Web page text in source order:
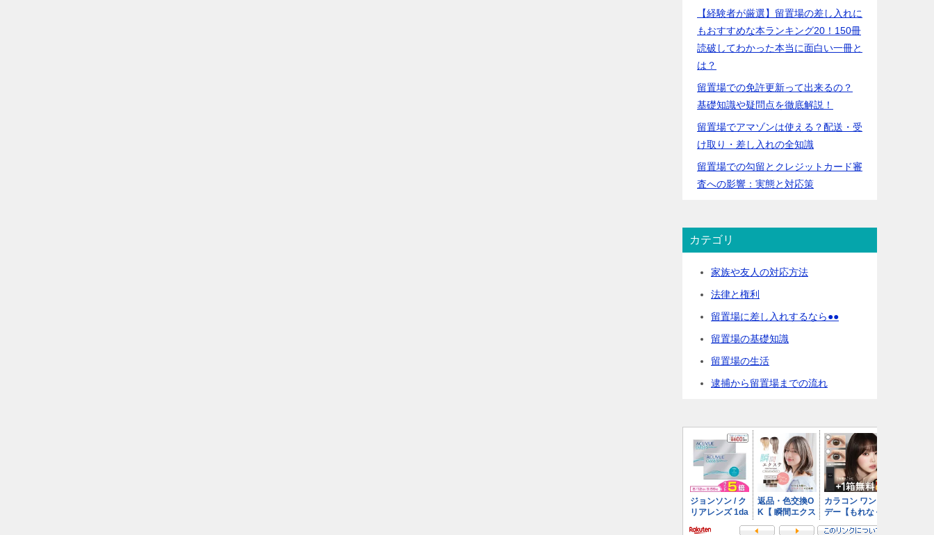
【経験者が厳選】留置場の差し入れに
もおすすめな本ランキング20！150冊
読破してわかった本当に面白い一冊と
は？
留置場での免許更新って出来るの？
基礎知識や疑問点を徹底解説！
留置場でアマゾンは使える？配送・受
け取り・差し入れの全知識
留置場での勾留とクレジットカード審
査への影響：実態と対応策
カテゴリ
家族や友人の対応方法
法律と権利
留置場に差し入れするなら●●
留置場の基礎知識
留置場の生活
逮捕から留置場までの流れ